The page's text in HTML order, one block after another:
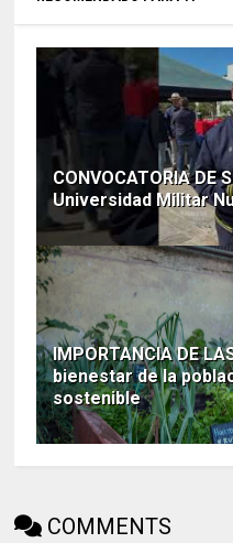
CONVOCATORIA DE
Universidad Militar
IMPORTANCIA DE
bienestar de la
sostenible
COMMENTS